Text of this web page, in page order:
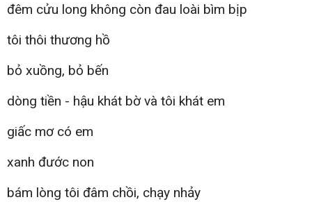
đêm cửu long không còn đau loài bìm bịp
tôi thôi thương hồ
bỏ xuồng, bỏ bến
dòng tiền - hậu khát bờ và tôi khát em
giấc mơ có em
xanh đước non
bám lòng tôi đâm chồi, chạy nhảy